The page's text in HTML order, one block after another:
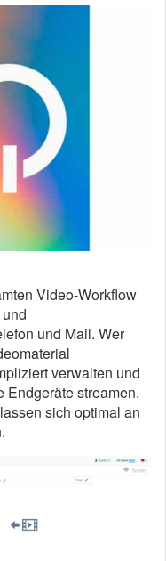
Video-Workflow
und Mail. Wer
verwalten und
Endgeräte streamen.
sich optimal an